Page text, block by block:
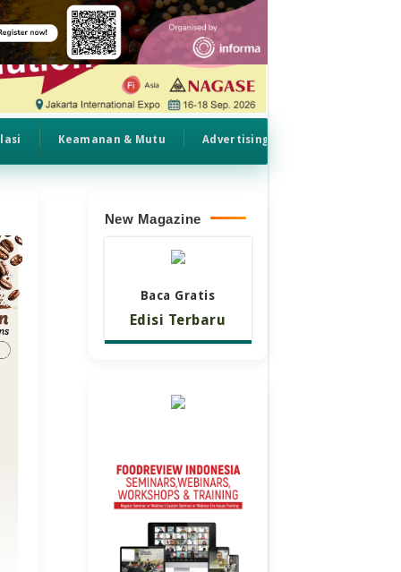
Keamanan & Mutu Advertising
New Magazine
Baca Gratis
Edisi Terbaru